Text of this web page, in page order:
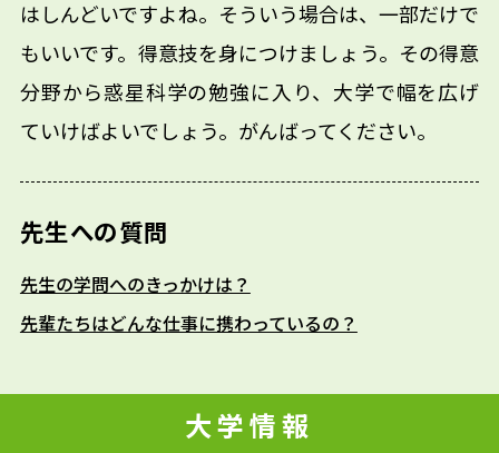
はしんどいですよね。そういう場合は、一部だけで
もいいです。得意技を身につけましょう。その得意
分野から惑星科学の勉強に入り、大学で幅を広げ
ていけばよいでしょう。がんばってください。
先生への質問
先生の学問へのきっかけは？
先輩たちはどんな仕事に携わっているの？
大学情報